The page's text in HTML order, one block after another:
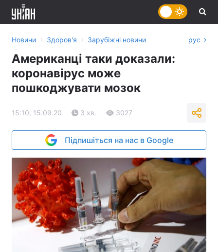
Новини › Здоров'я › Зарубіжні новини рус
Американці таки доказали:
коронавірус може
пошкоджувати мозок
15:10, 15.09.20 3 хв. 3027
Підпишіться на нас в Google